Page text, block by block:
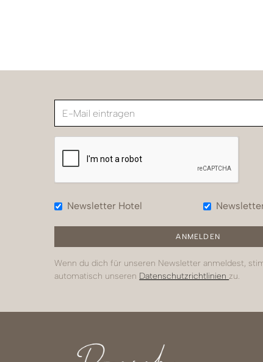
Newsletter Hotel
Wenn du dich für unseren Newsletter anmeldest,
automatisch unseren Datenschutzrichtlinien zu.